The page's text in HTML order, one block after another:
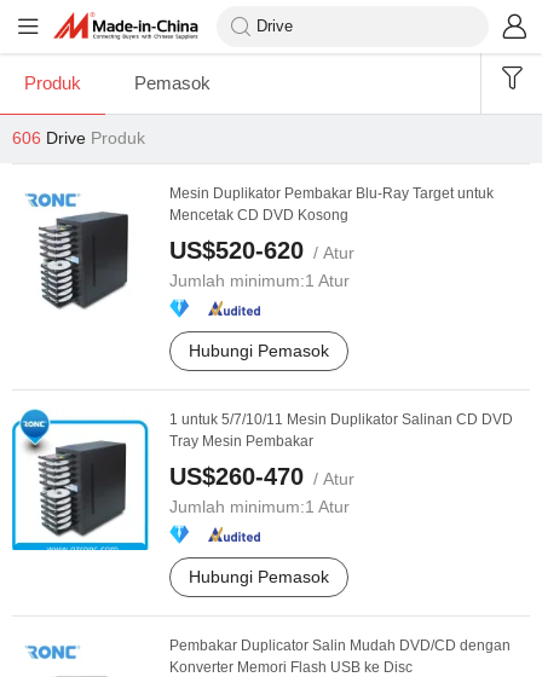
Produk Pemasok
606 Drive Produk
Mesin Duplikator Pembakar Blu-Ray Target untuk
Mencetak CD DVD Kosong
US$520-620 / Atur
Jumlah minimum:1 Atur
Hubungi Pemasok
1 untuk 5/7/10/11 Mesin Duplikator Salinan CD DVD
Tray Mesin Pembakar
US$260-470 / Atur
Jumlah minimum:1 Atur
Hubungi Pemasok
Pembakar Duplicator Salin Mudah DVD/CD dengan
Konverter Memori Flash USB ke Disc